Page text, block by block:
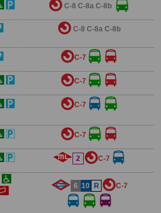
C-8 C-8a C-8b
C-8 C-8a C-8b
C-7
C-7
C-7
C-7
2 C-7
6 10 R C-7